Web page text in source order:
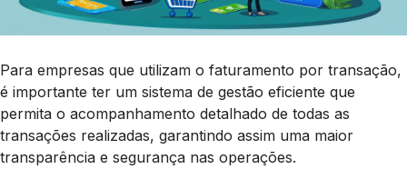
Para empresas que utilizam o faturamento por transação,
é importante ter um sistema de gestão eficiente que
permita o acompanhamento detalhado de todas as
transações realizadas, garantindo assim uma maior
transparência e segurança nas operações.